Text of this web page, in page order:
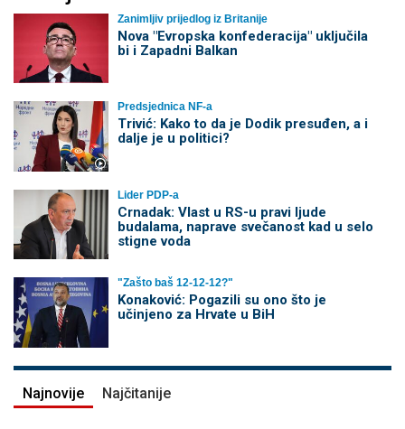
Zanimljiv prijedlog iz Britanije
Nova "Evropska konfederacija" uključila
bi i Zapadni Balkan
Predsjednica NF-a
Trivić: Kako to da je Dodik presuđen, a i
dalje je u politici?
Lider PDP-a
Crnadak: Vlast u RS-u pravi ljude
budalama, naprave svečanost kad u selo
stigne voda
"Zašto baš 12-12-12?"
Konaković: Pogazili su ono što je
učinjeno za Hrvate u BiH
Najnovije Najčitanije